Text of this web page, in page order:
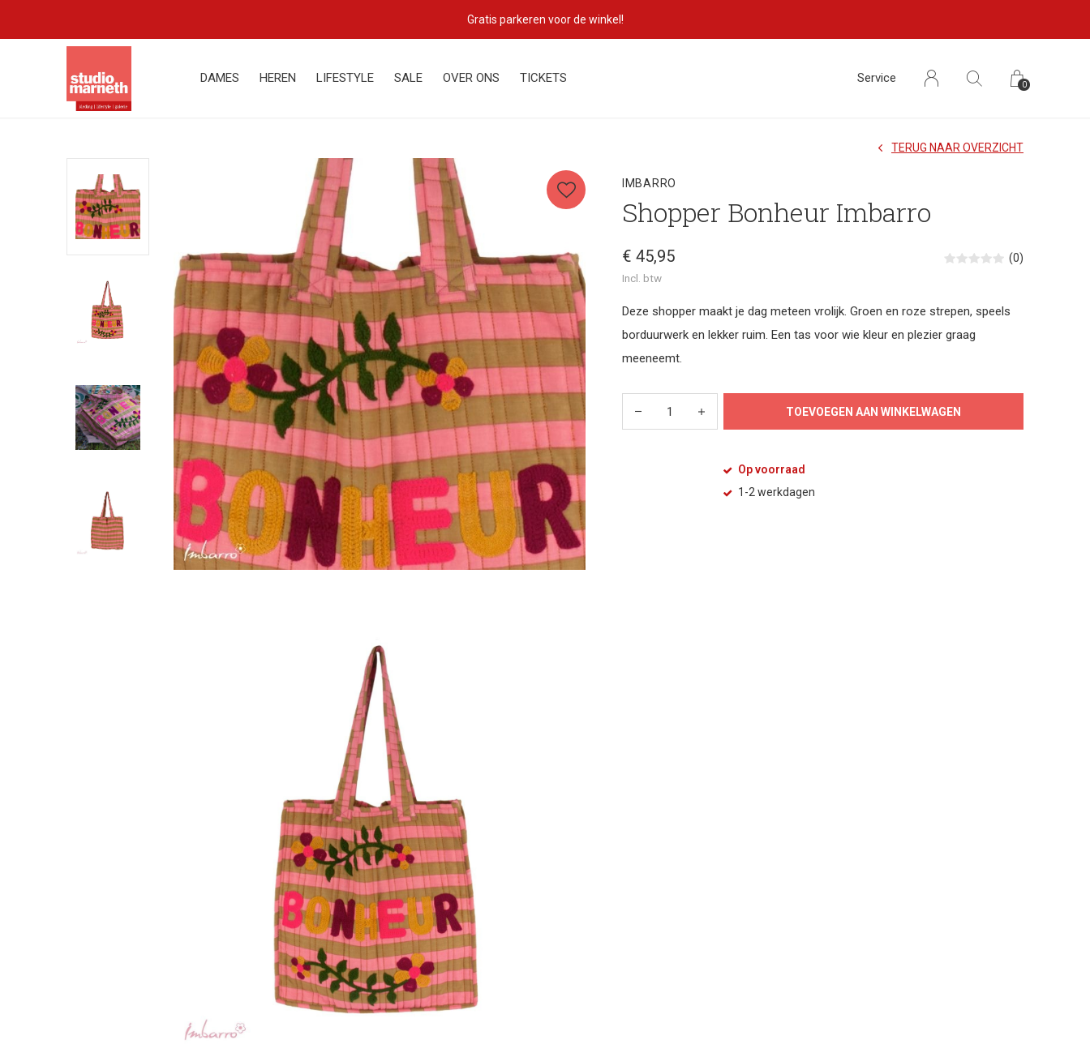
DAMES HEREN LIFESTYLE SALE OVER ONS TICKETS Service 0
Gratis parkeren voor de winkel!
IMBARRO
Shopper Bonheur Imbarro
TERUG NAAR OVERZICHT
€ 45,95
Incl. btw
(0)
Deze shopper maakt je dag meteen vrolijk. Groen en roze strepen, speels
borduurwerk en lekker ruim. Een tas voor wie kleur en plezier graag
meeneemt.
TOEVOEGEN AAN WINKELWAGEN
Op voorraad
1-2 werkdagen